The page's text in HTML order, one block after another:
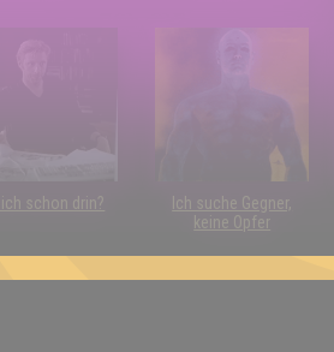
ich schon drin?
Ich suche Gegner,
keine Opfer